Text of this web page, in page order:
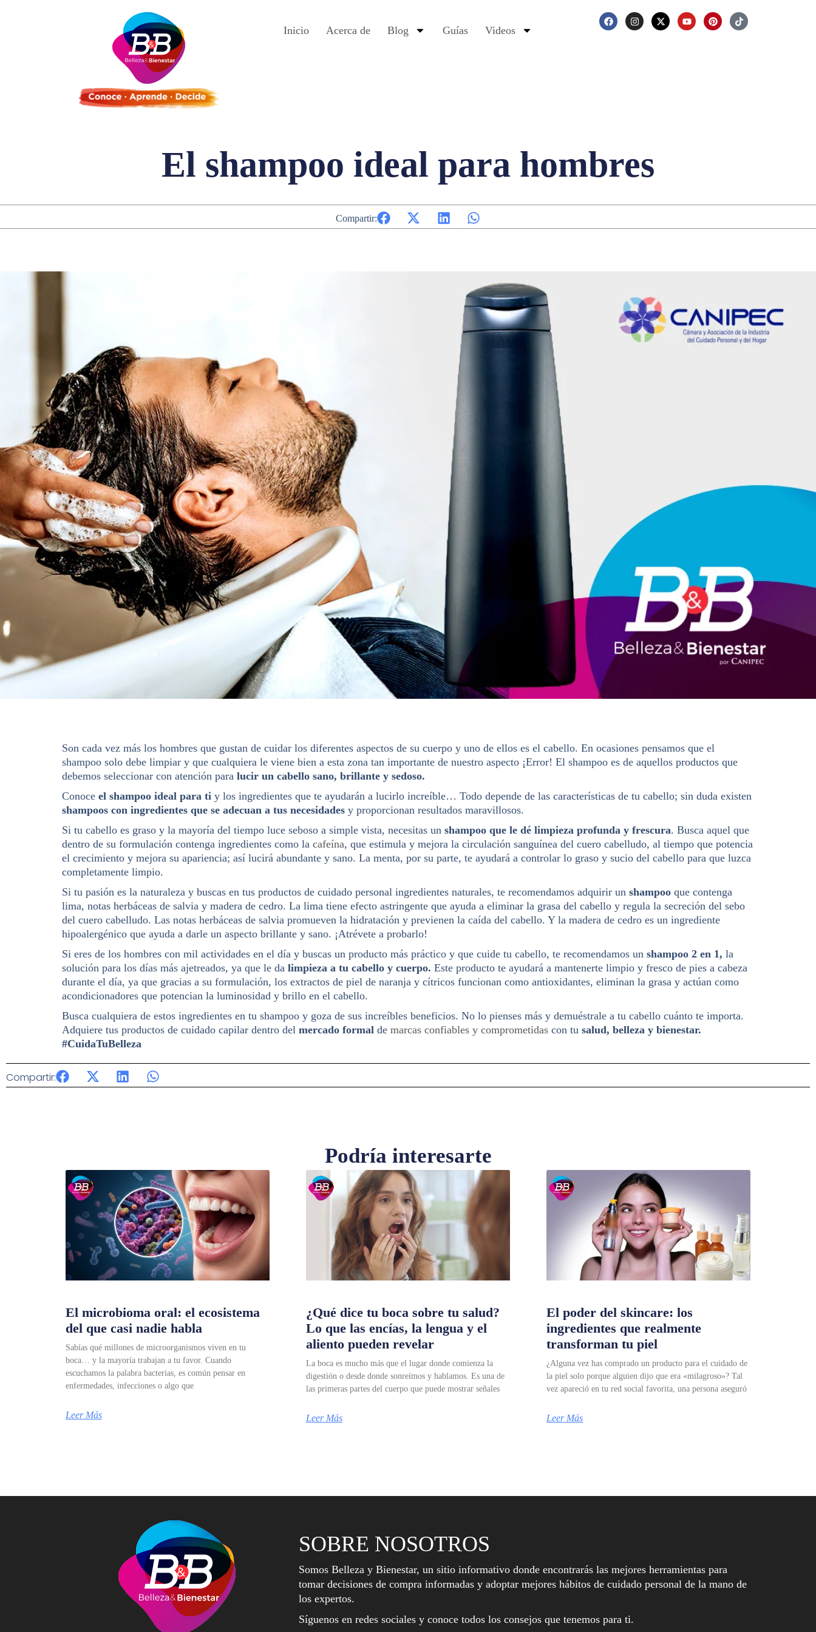
Inicio Acerca de Blog Guías Videos
El shampoo ideal para hombres
Compartir:
Son cada vez más los hombres que gustan de cuidar los diferentes aspectos de su cuerpo y uno de ellos es el cabello. En ocasiones pensamos que el
shampoo solo debe limpiar y que cualquiera le viene bien a esta zona tan importante de nuestro aspecto ¡Error! El shampoo es de aquellos productos que
debemos seleccionar con atención para lucir un cabello sano, brillante y sedoso.
Conoce el shampoo ideal para ti y los ingredientes que te ayudarán a lucirlo increíble… Todo depende de las características de tu cabello; sin duda existen
shampoos con ingredientes que se adecuan a tus necesidades y proporcionan resultados maravillosos.
Si tu cabello es graso y la mayoría del tiempo luce seboso a simple vista, necesitas un shampoo que le dé limpieza profunda y frescura. Busca aquel que
dentro de su formulación contenga ingredientes como la cafeína, que estimula y mejora la circulación sanguínea del cuero cabelludo, al tiempo que potencia
el crecimiento y mejora su apariencia; así lucirá abundante y sano. La menta, por su parte, te ayudará a controlar lo graso y sucio del cabello para que luzca
completamente limpio.
Si tu pasión es la naturaleza y buscas en tus productos de cuidado personal ingredientes naturales, te recomendamos adquirir un shampoo que contenga
lima, notas herbáceas de salvia y madera de cedro. La lima tiene efecto astringente que ayuda a eliminar la grasa del cabello y regula la secreción del sebo
del cuero cabelludo. Las notas herbáceas de salvia promueven la hidratación y previenen la caída del cabello. Y la madera de cedro es un ingrediente
hipoalergénico que ayuda a darle un aspecto brillante y sano. ¡Atrévete a probarlo!
Si eres de los hombres con mil actividades en el día y buscas un producto más práctico y que cuide tu cabello, te recomendamos un shampoo 2 en 1, la
solución para los días más ajetreados, ya que le da limpieza a tu cabello y cuerpo. Este producto te ayudará a mantenerte limpio y fresco de pies a cabeza
durante el día, ya que gracias a su formulación, los extractos de piel de naranja y cítricos funcionan como antioxidantes, eliminan la grasa y actúan como
acondicionadores que potencian la luminosidad y brillo en el cabello.
Busca cualquiera de estos ingredientes en tu shampoo y goza de sus increíbles beneficios. No lo pienses más y demuéstrale a tu cabello cuánto te importa.
Adquiere tus productos de cuidado capilar dentro del mercado formal de marcas confiables y comprometidas con tu salud, belleza y bienestar.
#CuidaTuBelleza
Compartir:
Podría interesarte
El microbioma oral: el ecosistema
del que casi nadie habla
Sabías qué millones de microorganismos viven en tu
boca… y la mayoría trabajan a tu favor. Cuando
escuchamos la palabra bacterias, es común pensar en
enfermedades, infecciones o algo que
Leer Más
¿Qué dice tu boca sobre tu salud?
Lo que las encías, la lengua y el
aliento pueden revelar
La boca es mucho más que el lugar donde comienza la
digestión o desde donde sonreímos y hablamos. Es una de
las primeras partes del cuerpo que puede mostrar señales
Leer Más
El poder del skincare: los
ingredientes que realmente
transforman tu piel
¿Alguna vez has comprado un producto para el cuidado de
la piel solo porque alguien dijo que era «milagroso»? Tal
vez apareció en tu red social favorita, una persona aseguró
Leer Más
SOBRE NOSOTROS
Somos Belleza y Bienestar, un sitio informativo donde encontrarás las mejores herramientas para
tomar decisiones de compra informadas y adoptar mejores hábitos de cuidado personal de la mano de
los expertos.
Síguenos en redes sociales y conoce todos los consejos que tenemos para ti.